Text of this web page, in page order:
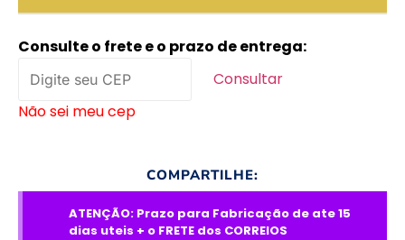
Consulte o frete e o prazo de entrega:
Consultar
Não sei meu cep
COMPARTILHE:
ATENÇÃO: Prazo para Fabricação de ate 15
dias uteis + o FRETE dos CORREIOS